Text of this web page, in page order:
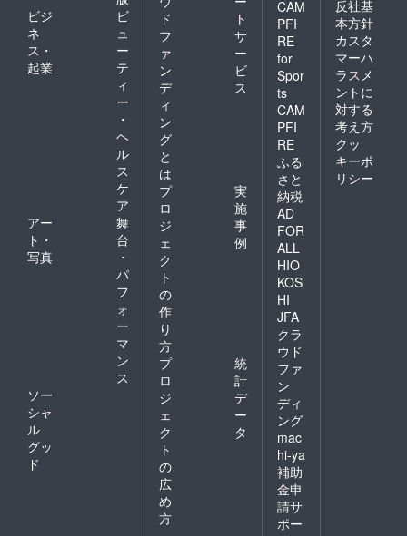
ビジ
ネ
ス・
起業
ビ
ュ
ー
テ
ィ
ー
・
ヘ
ル
ス
ケ
ア
アー
ト・
写真
舞
台
・
パ
フ
ォ
ー
マ
ン
ス
ソー
シャ
ル
グッ
ド
ド
フ
ァ
ン
デ
ィ
ン
グ
と
は
ト
サ
ー
ビ
ス
プ
ロ
ジ
ェ
ク
ト
の
作
り
方
実
施
事
例
プ
ロ
ジ
ェ
ク
ト
の
広
め
方
統
計
デ
ー
タ
CAM
PFI
RE
for
Spor
ts
CAM
PFI
RE
ふる
さと
納税
AD
FOR
ALL
HIO
KOS
HI
JFA
クラ
ウド
ファ
ン
ディ
ング
mac
hi-ya
補助
金申
請サ
ポー
反社基
本方針
カスタ
マーハ
ラスメ
ントに
対する
考え方
クッ
キーポ
リシー